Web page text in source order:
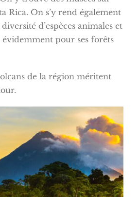
Rica. On s’y rend également
d’espèces animales et
évidemment pour ses forêts
de la région méritent